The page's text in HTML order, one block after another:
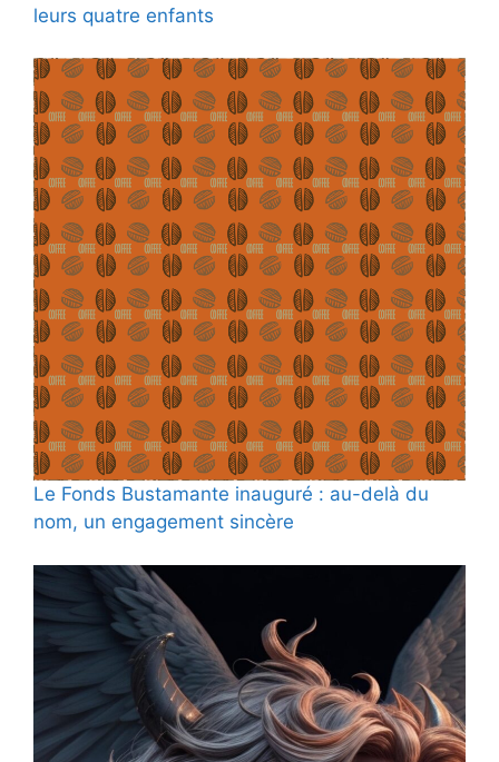
leurs quatre enfants
Le Fonds Bustamante inauguré : au-delà du
nom, un engagement sincère